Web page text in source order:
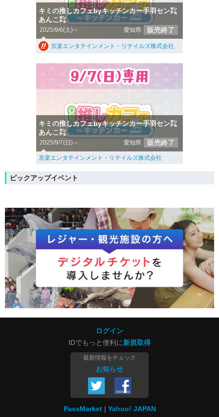
キミの推しカフェbyキッチンカー手羽セン㌠
あんこ㌠
2025/9/6(土)～ 愛知県 販売終了
京楽エンタテインメント・リテイルズ株式会社
キミの推しカフェbyキッチンカー手羽セン㌠
あんこ㌠
2025/9/7(日)～ 愛知県 販売終了
京楽エンタテインメント・リテイルズ株式会社
ピックアップイベント
ログイン
IDでもっと便利に新規取得
最新情報をチェック
お知らせ
PassMarket Yahoo! JAPAN